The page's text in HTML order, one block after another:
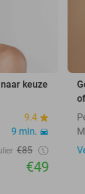
keuze
9.4
9 min.
€85
€49